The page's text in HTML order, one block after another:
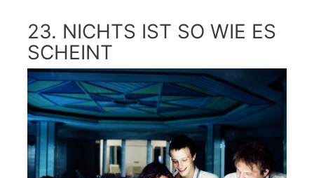
23. NICHTS IST SO WIE ES
SCHEINT